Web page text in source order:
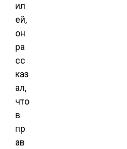
ил
ей,
он
ра
сс
каз
ал,
что
в
пр
ав